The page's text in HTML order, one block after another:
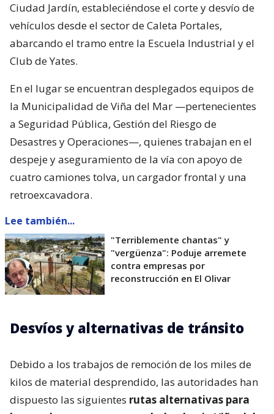
Ciudad Jardín, estableciéndose el corte y desvío de
vehículos desde el sector de Caleta Portales,
abarcando el tramo entre la Escuela Industrial y el
Club de Yates.
En el lugar se encuentran desplegados equipos de
la Municipalidad de Viña del Mar —pertenecientes
a Seguridad Pública, Gestión del Riesgo de
Desastres y Operaciones—, quienes trabajan en el
despeje y aseguramiento de la vía con apoyo de
cuatro camiones tolva, un cargador frontal y una
retroexcavadora.
Lee también...
"Terriblemente chantas" y
"vergüenza": Poduje arremete
contra empresas por
reconstrucción en El Olivar
Desvíos y alternativas de tránsito
Debido a los trabajos de remoción de los miles de
kilos de material desprendido, las autoridades han
dispuesto las siguientes rutas alternativas para